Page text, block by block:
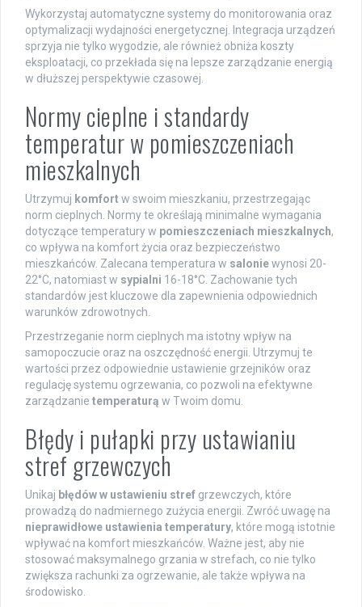
Wykorzystaj automatyczne systemy do monitorowania oraz
optymalizacji wydajności energetycznej. Integracja urządzeń
sprzyja nie tylko wygodzie, ale również obniża koszty
eksploatacji, co przekłada się na lepsze zarządzanie energią
w dłuższej perspektywie czasowej.
Normy cieplne i standardy
temperatur w pomieszczeniach
mieszkalnych
Utrzymuj komfortw swoim mieszkaniu, przestrzegając
norm cieplnych. Normy te określają minimalne wymagania
dotyczące temperatury w pomieszczeniach mieszkalnych,
co wpływa na komfort życia oraz bezpieczeństwo
mieszkańców. Zalecana temperatura w saloniewynosi 20-
22°C, natomiast w sypialni 16-18°C. Zachowanie tych
standardów jest kluczowe dla zapewnienia odpowiednich
warunków zdrowotnych.
Przestrzeganie norm cieplnych ma istotny wpływ na
samopoczucie oraz na oszczędność energii. Utrzymuj te
wartości przez odpowiednie ustawienie grzejników oraz
regulację systemu ogrzewania, co pozwoli na efektywne
zarządzanie temperaturą w Twoim domu.
Błędy i pułapki przy ustawianiu
stref grzewczych
Unikaj błędów w ustawieniu stref grzewczych, które
prowadzą do nadmiernego zużycia energii. Zwróć uwagę na
nieprawidłowe ustawienia temperatury, które mogą istotnie
wpływać na komfort mieszkańców. Ważne jest, aby nie
stosować maksymalnego grzania w strefach, co nie tylko
zwiększa rachunki za ogrzewanie, ale także wpływa na
środowisko.